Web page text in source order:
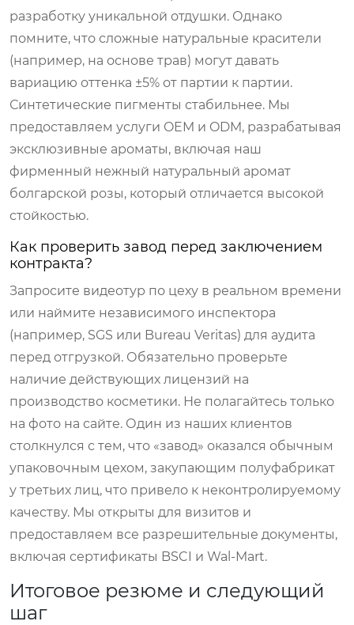
разработку уникальной отдушки. Однако
помните, что сложные натуральные красители
(например, на основе трав) могут давать
вариацию оттенка ±5% от партии к партии.
Синтетические пигменты стабильнее. Мы
предоставляем услуги OEM и ODM, разрабатывая
эксклюзивные ароматы, включая наш
фирменный нежный натуральный аромат
болгарской розы, который отличается высокой
стойкостью.
Как проверить завод перед заключением
контракта?
Запросите видеотур по цеху в реальном времени
или наймите независимого инспектора
(например, SGS или Bureau Veritas) для аудита
перед отгрузкой. Обязательно проверьте
наличие действующих лицензий на
производство косметики. Не полагайтесь только
на фото на сайте. Один из наших клиентов
столкнулся с тем, что «завод» оказался обычным
упаковочным цехом, закупающим полуфабрикат
у третьих лиц, что привело к неконтролируемому
качеству. Мы открыты для визитов и
предоставляем все разрешительные документы,
включая сертификаты BSCI и Wal-Mart.
Итоговое резюме и следующий
шаг